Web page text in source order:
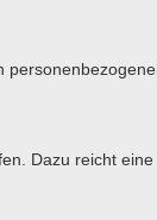
Dazu reicht